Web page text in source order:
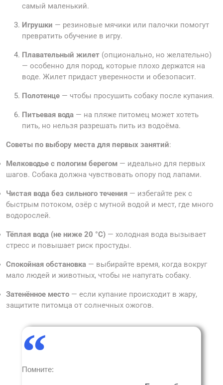
самый маленький.
Игрушки — резиновые мячики или палочки помогут
превратить обучение в игру.
Плавательный жилет (опционально, но желательно)
— особенно для пород, которые плохо держатся на
воде. Жилет придаст уверенности и обезопасит.
Полотенце — чтобы просушить собаку после купания.
Питьевая вода — на пляже питомец может хотеть
пить, но нельзя разрешать пить из водоёма.
Советы по выбору места для первых занятий:
Мелководье с пологим берегом — идеально для первых
шагов. Собака должна чувствовать опору под лапами.
Чистая вода без сильного течения — избегайте рек с
быстрым потоком, озёр с мутной водой и мест, где много
водорослей.
Тёплая вода (не ниже 20 °С) — холодная вода вызывает
стресс и повышает риск простуды.
Спокойная обстановка — выбирайте время, когда вокруг
мало людей и животных, чтобы не напугать собаку.
Затенённое место — если купание происходит в жару,
защитите питомца от солнечных ожогов.
Помните: